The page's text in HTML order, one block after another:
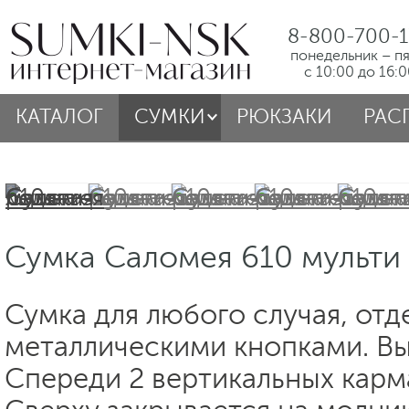
8-800-700-
понедельник –
с 10:00 до
КАТАЛОГ СУМКИ РЮКЗАКИ
Сумка Саломея 610 мульти
Сумка для любого случая,
металлическими кнопками.
Спереди 2 вертикальных